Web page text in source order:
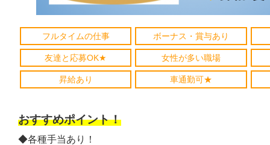
フルタイムの仕事 ボーナス・賞与あり
友達と応募OK★ 女性が多い職場
昇給あり 車通勤可★
おすすめポイント！
◆各種手当あり！